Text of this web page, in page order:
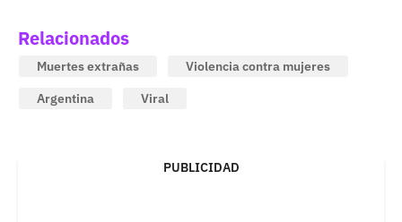
Relacionados
Muertes extrañas
Violencia contra mujeres
Argentina
Viral
PUBLICIDAD